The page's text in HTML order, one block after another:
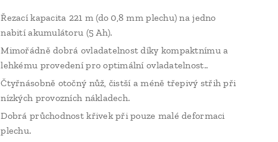
Řezací kapacita 221 m (do 0,8 mm plechu) na jedno
nabití akumulátoru (5 Ah).
Mimořádně dobrá ovladatelnost díky kompaktnímu a
lehkému provedení pro optimální ovladatelnost..
Čtyřnásobně otočný nůž, čistší a méně třepivý střih při
nízkých provozních nákladech.
Dobrá průchodnost křivek při pouze malé deformaci
plechu.